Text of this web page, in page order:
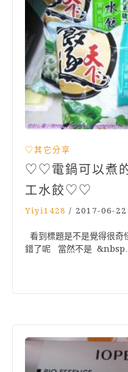
♡其它分享
♡♡電鍋可以煮
工水餃♡♡
Yiyi1428 / 2017-06-22
看到標題是不是覺得很奇
錯了呢 當然不是